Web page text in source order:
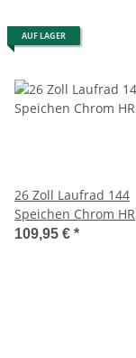
AUF LAGER
26 Zoll Laufrad 144
Speichen Chrom HR
109,95 € *